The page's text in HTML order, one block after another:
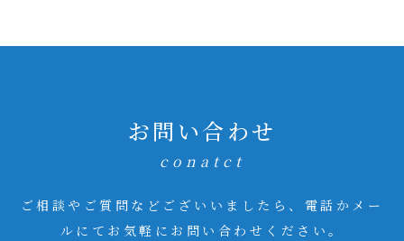
お問い合わせ
conatct
ご相談やご質問などございいましたら、電話かメー
ルにてお気軽にお問い合わせください。